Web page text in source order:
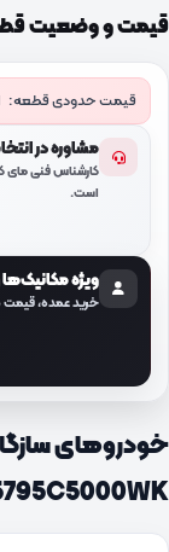
قیمت و وضعیت
قیمت حدودی قطعه:
مشاوره در
کارشناس فنی مای
است.
ویژه
خرید عمده، قیمت
خودروهای